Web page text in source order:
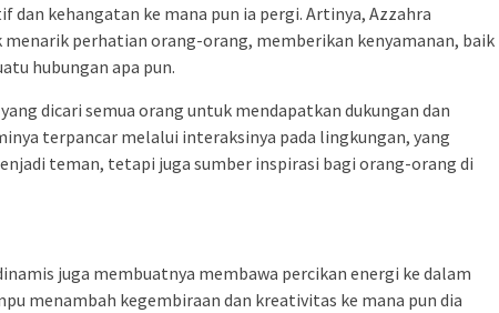
dan kehangatan ke mana pun ia pergi. Artinya, Azzahra
perhatian orang-orang, memberikan kenyamanan, baik
hubungan apa pun.
dicari semua orang untuk mendapatkan dukungan dan
terpancar melalui interaksinya pada lingkungan, yang
teman, tetapi juga sumber inspirasi bagi orang-orang di
juga membuatnya membawa percikan energi ke dalam
menambah kegembiraan dan kreativitas ke mana pun dia